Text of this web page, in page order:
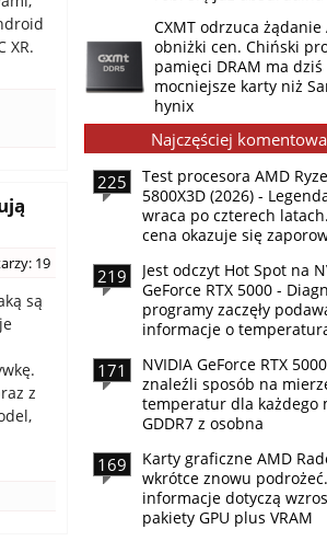
XR.
19
są
z
CXMT odrzuca
obniżki cen. Chiński
pamięci DRAM ma dziś
mocniejsze karty niż
hynix
Najczęściej
225
Test procesora AMD
5800X3D (2026) -
wraca po czterech
cena okazuje się
219
Jest odczyt Hot Spot na
GeForce RTX 5000 -
programy zaczęły
informacje o
171
NVIDIA GeForce RTX
znaleźli sposób na
temperatur dla każdego
GDDR7 z osobna
169
Karty graficzne AMD
wkrótce znowu
informacje dotyczą
pakiety GPU plus VRAM